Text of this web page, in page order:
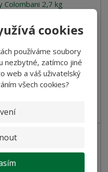
cookies
používáme soubory
nezbytné, zatímco jiné
web a váš uživatelský
všech cookies?
Colombani 2,7 kg
Kč
DPH